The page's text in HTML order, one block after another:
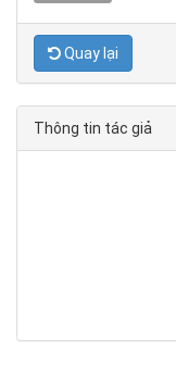
Quay lại
Thông tin tác giả